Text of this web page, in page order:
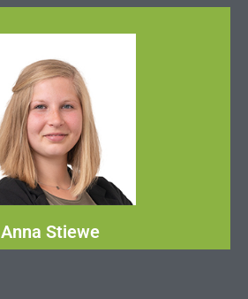
Anna Stiewe